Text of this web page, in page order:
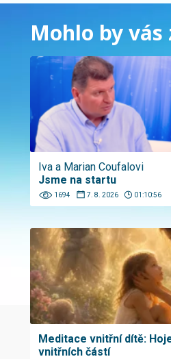
Mohlo by
Iva a Marian Coufalovi
Jsme na startu
1694 7. 8. 2026 01:10:56
Meditace vnitřní dítě:
vnitřních částí